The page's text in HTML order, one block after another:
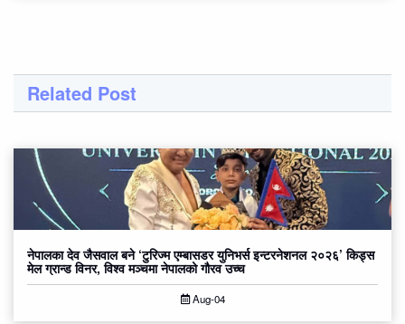
Related Post
नेपालका देव जैसवाल बने ‘टुरिज्म एम्बासडर युनिभर्स इन्टरनेशनल २०२६’ किड्स
मेल ग्रान्ड विनर, विश्व मञ्चमा नेपालको गौरव उच्च
Aug-04